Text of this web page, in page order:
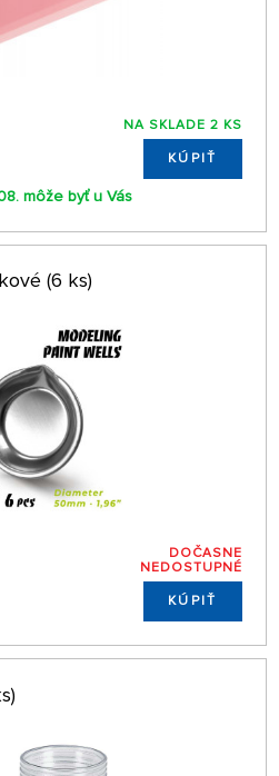
NA SKLADE 2 KS
KÚPIŤ
môže byť u Vás
(6 ks)
DOČASNE
NEDOSTUPNÉ
KÚPIŤ